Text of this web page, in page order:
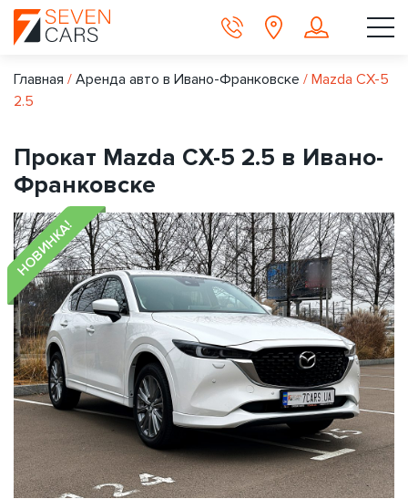
Главная / Аренда авто в Ивано-Франковске / Mazda CX-5
2.5
Прокат Mazda CX-5 2.5 в Ивано-
Франковске
НОВИНКА!